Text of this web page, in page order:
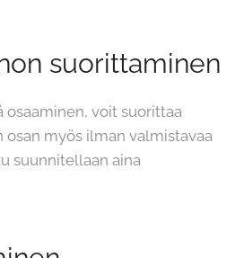
suorittaminen
osaaminen, voit suorittaa
myös ilman valmistavaa
suunnitellaan aina